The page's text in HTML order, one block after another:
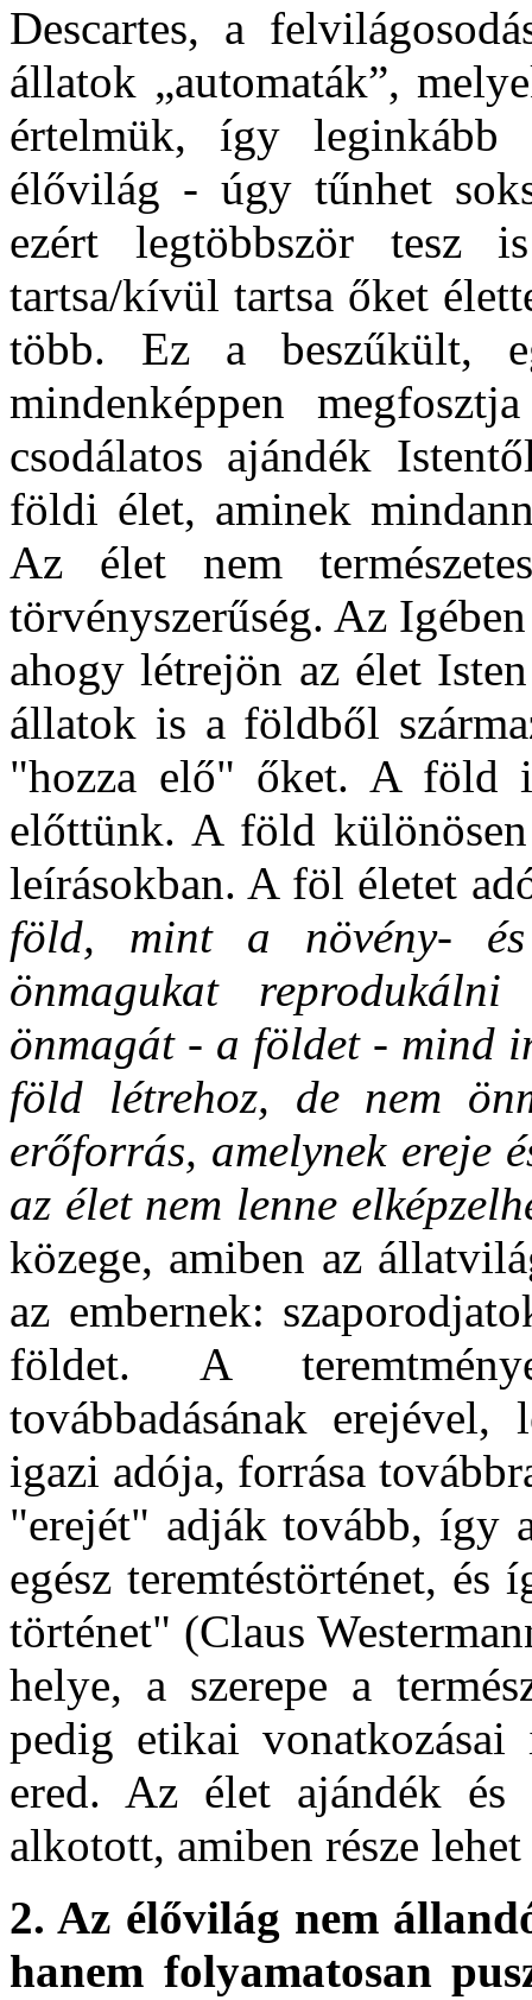
Descartes, a
állatok „automaták”,
értelmük, így leginkább
élővilág - úgy tűnhet
ezért legtöbbször tesz
tartsa/kívül tartsa őket
több. Ez a beszűkült,
mindenképpen
csodálatos ajándék
földi élet, aminek
Az élet nem
törvényszerűség. Az
ahogy létrejön az élet
állatok is a földből
"hozza elő" őket. A föld
előttünk. A föld
leírásokban. A föl életet
föld, mint a növény- és
önmagukat
önmagát - a földet - mind
föld létrehoz, de nem
erőforrás, amelynek ereje
az élet nem lenne
közege, amiben az
az embernek:
földet. A
továbbadásának
igazi adója, forrása
"erejét" adják tovább, így
egész teremtéstörténet, és
történet" (Claus
helye, a szerepe a
pedig etikai
ered. Az élet ajándék és
alkotott, amiben része
2. Az élővilág nem
hanem folyamatosan